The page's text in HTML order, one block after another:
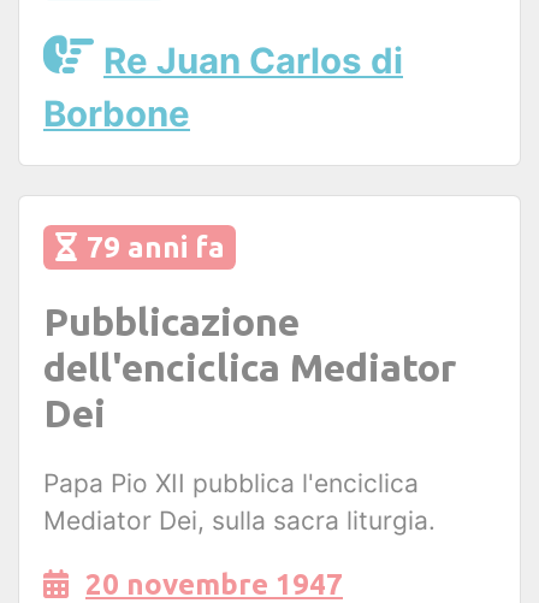
Re Juan Carlos di
Borbone
79 anni fa
Pubblicazione
dell'enciclica Mediator
Dei
Papa Pio XII pubblica l'enciclica
Mediator Dei, sulla sacra liturgia.
20 novembre 1947